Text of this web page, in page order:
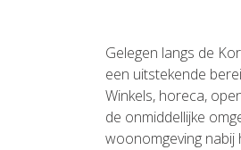
Gelegen langs de
een uitstekende
Winkels, horeca,
de onmiddellijke
woonomgeving nabij